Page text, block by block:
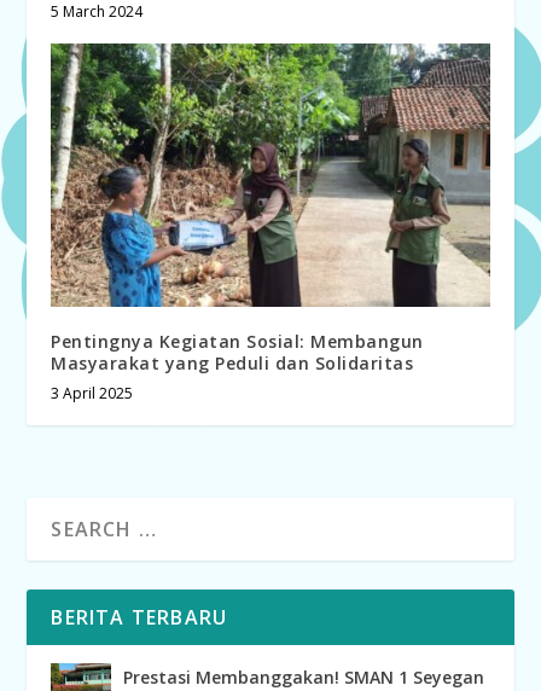
5 March 2024
Pentingnya Kegiatan Sosial: Membangun
Masyarakat yang Peduli dan Solidaritas
3 April 2025
BERITA TERBARU
Prestasi Membanggakan! SMAN 1 Seyegan